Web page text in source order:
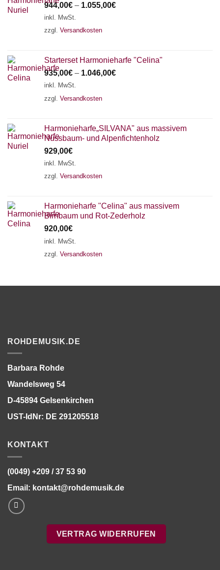
944,00€ – 1.055,00€
inkl. MwSt.
zzgl. Versandkosten
Starterset Harmonieharfe "Celina"
935,00€ – 1.046,00€
inkl. MwSt.
zzgl. Versandkosten
Harmonieharfe„SILVANA" aus massivem
Nussbaum- und Alpenfichtenholz
929,00€
inkl. MwSt.
zzgl. Versandkosten
Harmonieharfe "Celina" aus massivem
Birnbaum und Rot-Zederholz
920,00€
inkl. MwSt.
zzgl. Versandkosten
ROHDEMUSIK.DE
Barbara Rohde
Wandelsweg 54
D-45894 Gelsenkirchen
UST-IdNr: DE 291205518
KONTAKT
(0049) +209 / 37 53 90
Email: kontakt@rohdemusik.de
VERTRAG WIDERRUFEN